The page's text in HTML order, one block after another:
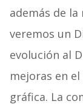
además de
veremos un
evolución al
mejoras en
gráfica. La